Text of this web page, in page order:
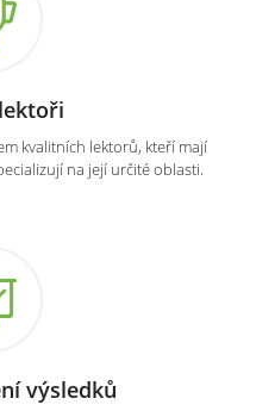
kvalitních lektorů, kteří mají
na její určité oblasti.
výsledků